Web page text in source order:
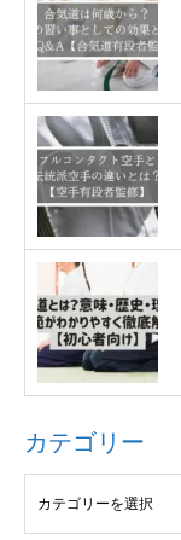
カテゴリー